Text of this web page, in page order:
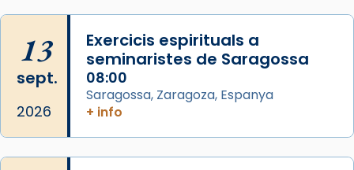
L’arquebisbe de Barcelona, el cardenal Joan
Josep Omella, ha presidit la missa i l’ha
concelebrat el bisbe auxiliar de Barcelona,
Mons. David Abadías.
📸 Dr. G. Simón
13
sept.
2026
Exercicis espirituals a
seminaristes de Saragossa
08:00
Saragossa, Zaragoza, Espanya
+ info